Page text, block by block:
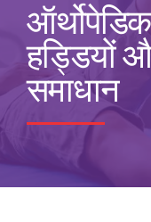
हड्डियों
समाधान